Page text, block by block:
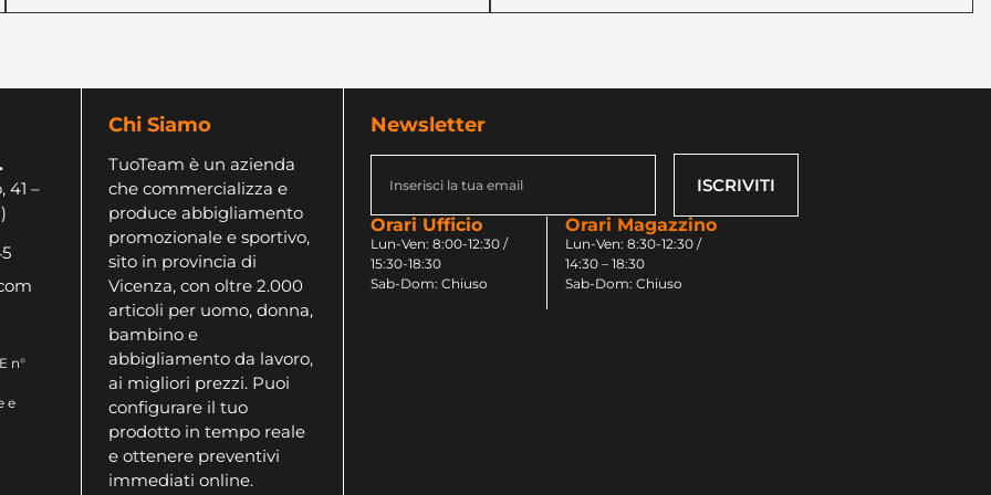
41 –
n°
e
Chi Siamo
TuoTeam è un azienda
che commercializza e
produce abbigliamento
promozionale e sportivo,
sito in provincia di
Vicenza, con oltre 2.000
articoli per uomo, donna,
bambino e
abbigliamento da lavoro,
ai migliori prezzi. Puoi
configurare il tuo
prodotto in tempo reale
e ottenere preventivi
immediati online.
Newsletter
ISCRIVITI
Orari Ufficio
Lun-Ven: 8:00-12:30 /
15:30-18:30
Sab-Dom: Chiuso
Orari Magazzino
Lun-Ven: 8:30-12:30 /
14:30 – 18:30
Sab-Dom: Chiuso